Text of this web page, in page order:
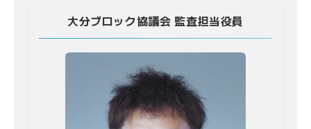
大分ブロック協議会 監査担当役員